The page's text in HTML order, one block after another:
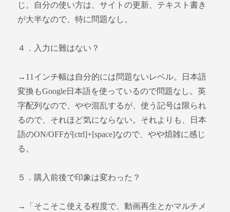
じ。自分の使い方は、サイトの更新、テキスト書き
が大半なので、特に問題なし。
４．入力に難はない？
→11インチ幅は自分的には問題ないレベル。日本語
変換もGoogle日本語を使っているので問題なし。英
字配列なので、やや混乱するが、使う記号は限られ
るので、それほど気にならない。それよりも、日本
語のON/OFFが[ctrl]+[space]なので、やや煩雑に感じ
る。
５．購入前後で印象は変わった？
→「そこそこ使える程度で、動画再生とかマルチメ